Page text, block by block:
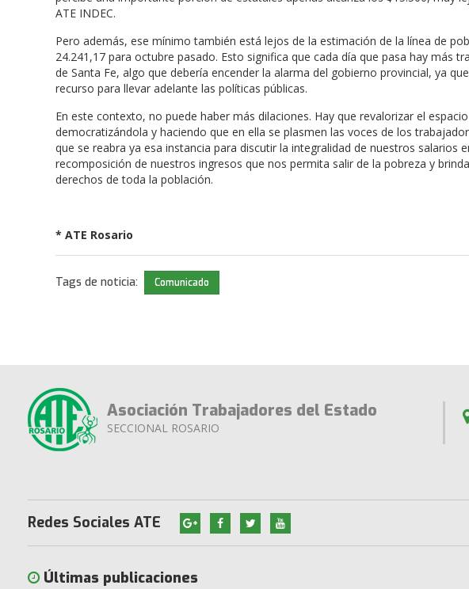
ATE INDEC.
Pero además, ese mínimo también está lejos de la estimación de la línea de
24.241,17 para octubre pasado. Esto significa que cada día que pasa hay más
de Santa Fe, algo que debería encender la alarma del gobierno provincial, ya
recurso para llevar adelante las políticas públicas.
En este contexto, no puede haber más dilaciones. Hay que revalorizar el
democratizándola y haciendo que en ella se plasmen las voces de los
que se reabra ya esa instancia para discutir la integralidad de nuestros salarios
recomposición de nuestros ingresos que nos permita salir de la pobreza y
derechos de toda la población.
* ATE Rosario
Tags de noticia: Comunicado
Asociación Trabajadores del Estado
SECCIONAL ROSARIO
Redes Sociales ATE
Últimas publicaciones